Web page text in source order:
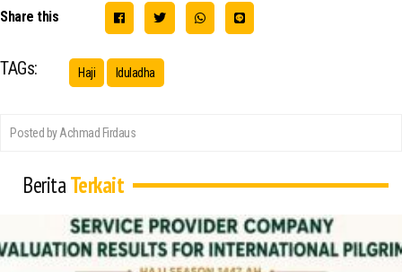
Share this
TAGs: Haji Iduladha
Posted by Achmad Firdaus
BeritaTerkait